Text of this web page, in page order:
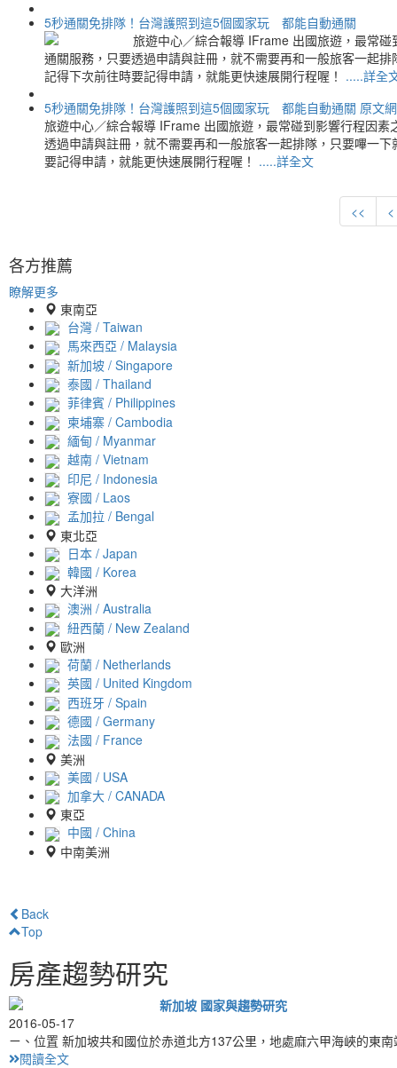
5秒通關免排隊！台灣護照到這5個國家玩 都能自動通關
旅遊中心／綜合報導 IFrame 出國旅遊，最常
通關服務，只要透過申請與註冊，就不需要再和一般旅客一起
記得下次前往時要記得申請，就能更快速展開行程喔！ .....詳全
5秒通關免排隊！台灣護照到這5個國家玩 都能自動通關 原文
旅遊中心／綜合報導 IFrame 出國旅遊，最常碰到影響行程因
透過申請與註冊，就不需要再和一般旅客一起排隊，只要嗶一
要記得申請，就能更快速展開行程喔！ .....詳全文
<< <
各方推薦
瞭解更多
東南亞
台灣 / Taiwan
馬來西亞 / Malaysia
新加坡 / Singapore
泰國 / Thailand
菲律賓 / Philippines
柬埔寨 / Cambodia
緬甸 / Myanmar
越南 / Vietnam
印尼 / Indonesia
寮國 / Laos
孟加拉 / Bengal
東北亞
日本 / Japan
韓國 / Korea
大洋洲
澳洲 / Australia
紐西蘭 / New Zealand
歐洲
荷蘭 / Netherlands
英國 / United Kingdom
西班牙 / Spain
德國 / Germany
法國 / France
美洲
美國 / USA
加拿大 / CANADA
東亞
中國 / China
中南美洲
Back
Top
房產趨勢研究
新加坡 國家與趨勢研究
2016-05-17
ㄧ、位置 新加坡共和國位於赤道北方137公里，地處麻六甲海峽的東
閱讀全文